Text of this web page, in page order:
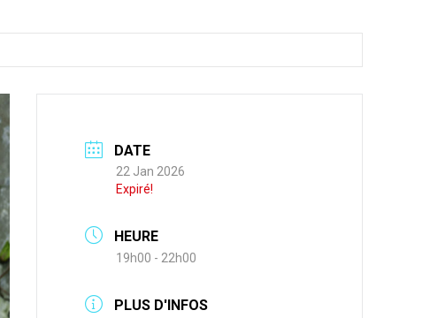
DATE
22 Jan 2026
Expiré!
HEURE
19h00 - 22h00
PLUS D'INFOS